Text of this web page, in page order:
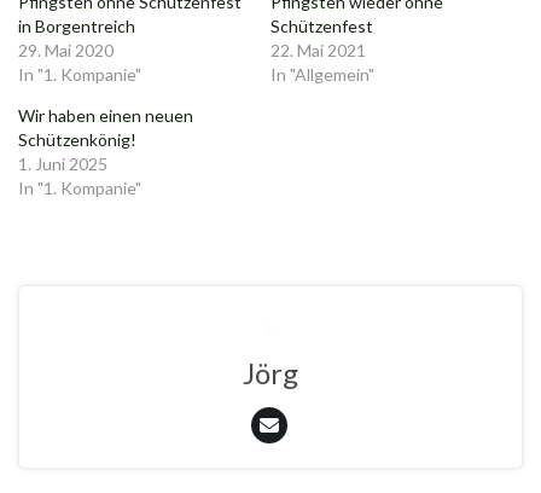
in Borgentreich
29. Mai 2020
In "1. Kompanie"
Schützenfest
22. Mai 2021
In "Allgemein"
Wir haben einen neuen
Schützenkönig!
1. Juni 2025
In "1. Kompanie"
Jörg